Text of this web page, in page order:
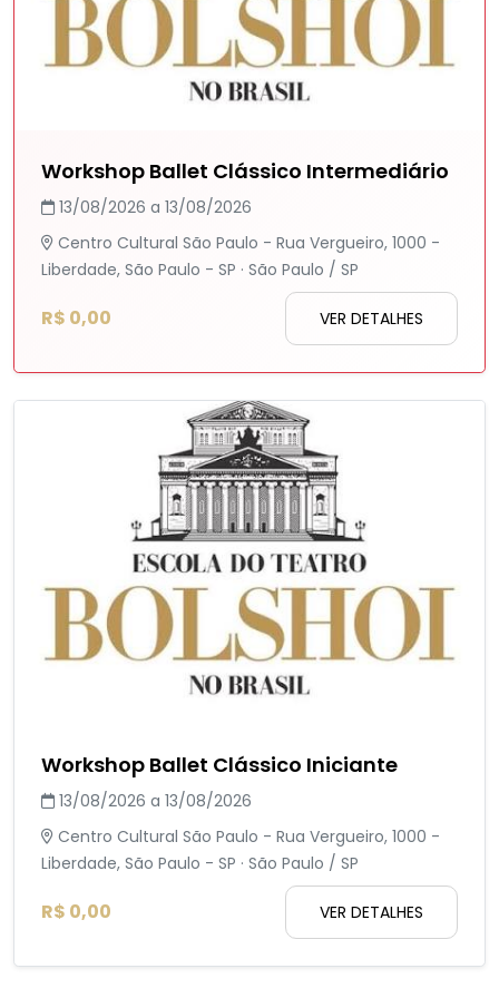
Workshop Ballet Clássico Intermediário
13/08/2026 a 13/08/2026
Centro Cultural São Paulo - Rua Vergueiro, 1000 -
Liberdade, São Paulo - SP · São Paulo / SP
R$ 0,00 VER DETALHES
Workshop Ballet Clássico Iniciante
13/08/2026 a 13/08/2026
Centro Cultural São Paulo - Rua Vergueiro, 1000 -
Liberdade, São Paulo - SP · São Paulo / SP
R$ 0,00 VER DETALHES